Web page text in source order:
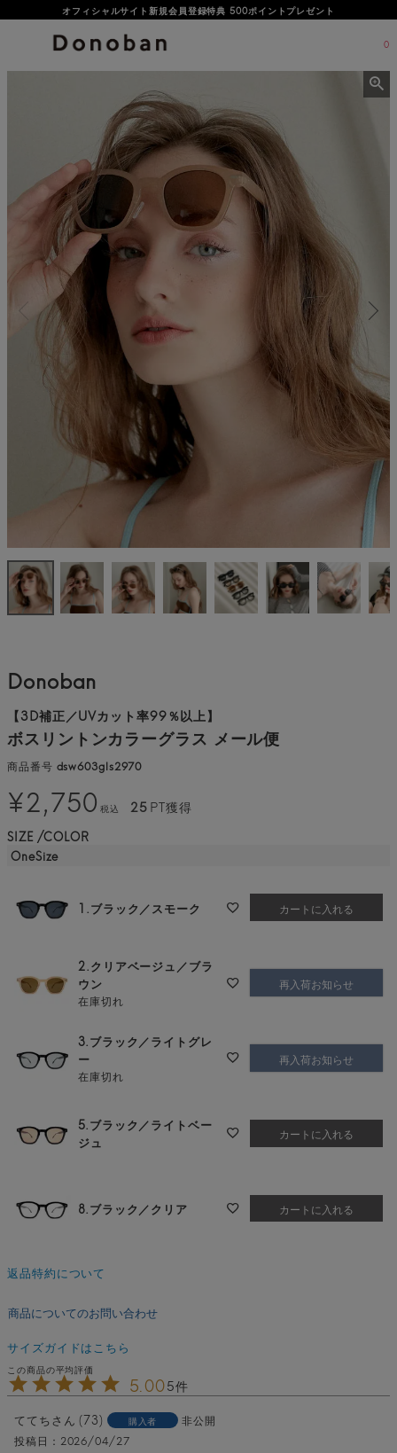
オフィシャルサイト新規会員登録特典 500ポイントプレゼント
0
Donoban
【3D補正／UVカット率99％以上】
ボスリントンカラーグラス メール便
商品番号 dsw603gls2970
¥2,750 税込 25PT獲得
SIZE
COLOR
OneSize
1.ブラック／スモーク カートに入れる
2.クリアベージュ／ブラ
ウン
在庫切れ
再入荷お知らせ
3.ブラック／ライトグレ
ー
在庫切れ
再入荷お知らせ
5.ブラック／ライトベー
ジュ
カートに入れる
8.ブラック／クリア カートに入れる
返品特約について
商品についてのお問い合わせ
サイズガイドはこちら
5.005
ててち 73 購入者
非公開
投稿日
2026/04/27